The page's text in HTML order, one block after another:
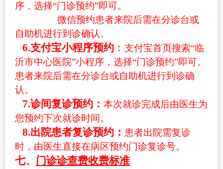
序，选择“门诊预约”即可。
微信预约患者来院后需在分诊台或
自助机进行到诊确认。
6.支付宝小程序预约 ： 支付宝首页搜索“临
沂市中心医院”小程序，选择“门诊预约”即可。
患者来院后需在分诊台或自助机进行到诊确
认。
7.诊间复诊预约： 本次就诊完成后由医生为
您预约下次就诊时间。
8.出院患者复诊预约： 患者出院需复诊
时，由医生直接在病区预约门诊复诊号。
七、 门诊诊查费收费标准